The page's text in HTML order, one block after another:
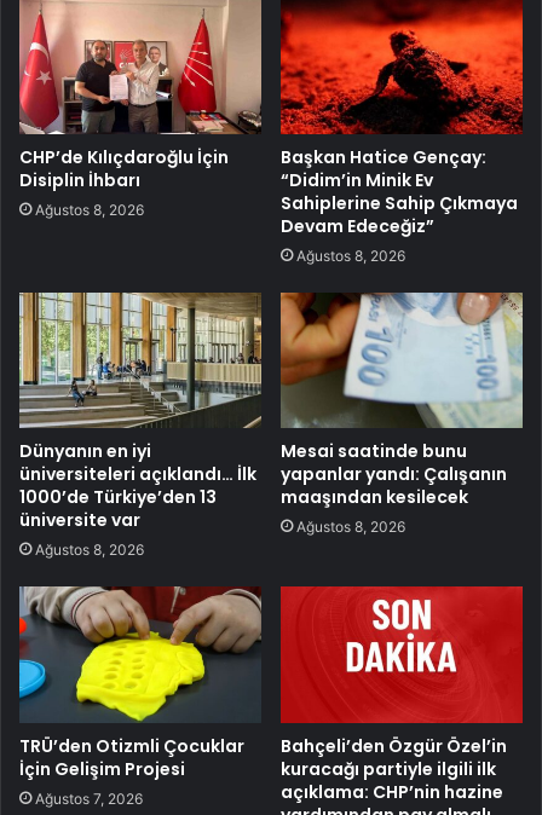
CHP’de Kılıçdaroğlu İçin
Disiplin İhbarı
Ağustos 8, 2026
Başkan Hatice Gençay:
“Didim’in Minik Ev
Sahiplerine Sahip Çıkmaya
Devam Edeceğiz”
Ağustos 8, 2026
Dünyanın en iyi
üniversiteleri açıklandı… İlk
1000’de Türkiye’den 13
üniversite var
Ağustos 8, 2026
Mesai saatinde bunu
yapanlar yandı: Çalışanın
maaşından kesilecek
Ağustos 8, 2026
TRÜ’den Otizmli Çocuklar
İçin Gelişim Projesi
Ağustos 7, 2026
Bahçeli’den Özgür Özel’in
kuracağı partiyle ilgili ilk
açıklama: CHP’nin hazine